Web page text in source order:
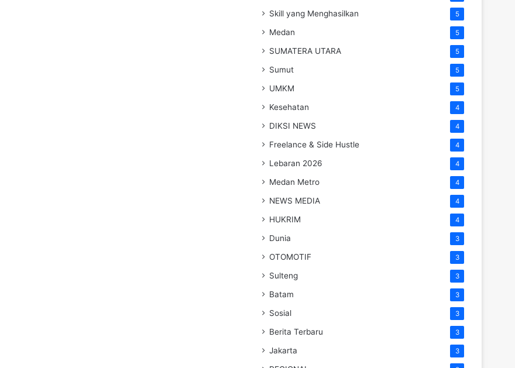
Skill yang Menghasilkan 5
Medan 5
SUMATERA UTARA 5
Sumut 5
UMKM 5
Kesehatan 4
DIKSI NEWS 4
Freelance & Side Hustle 4
Lebaran 2026 4
Medan Metro 4
NEWS MEDIA 4
HUKRIM 4
Dunia 3
OTOMOTIF 3
Sulteng 3
Batam 3
Sosial 3
Berita Terbaru 3
Jakarta 3